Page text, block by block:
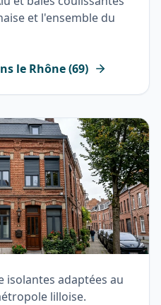
et l'ensemble du
le Rhône(69)
isolantes adaptées au
lilloise.